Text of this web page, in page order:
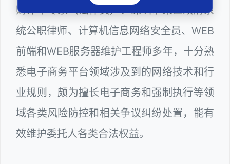
购评审专家（法律类）、深圳市某区政府系
统公职律师、计算机信息网络安全员、WEB
前端和WEB服务器维护工程师多年，十分熟
悉电子商务平台领域涉及到的网络技术和行
业规则，颇为擅长电子商务和强制执行等领
域各类风险防控和相关争议纠纷处置，能有
效维护委托人各类合法权益。